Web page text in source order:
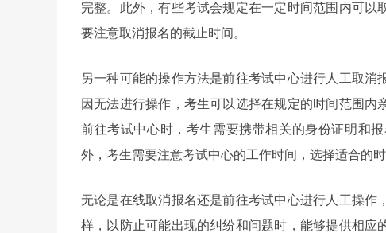
完整。此外，有些考试会规定在一定时间范围内可
要注意取消报名的截止时间。
另一种可能的操作方法是前往考试中心进行人工取
因无法进行操作，考生可以选择在规定的时间范围
前往考试中心时，考生需要携带相关的身份证明和
外，考生需要注意考试中心的工作时间，选择适合的时
无论是在线取消报名还是前往考试中心进行人工操
样，以防止可能出现的纠纷和问题时，能够提供相应